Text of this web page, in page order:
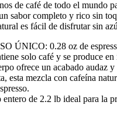
de café de todo el
sabor completo y rico sin
es fácil de disfrutar sin
ÚNICO: 0.28 oz de
solo café y se produce en
ofrece un acabado audaz y
mezcla con cafeína
de 2.2 lb ideal para la